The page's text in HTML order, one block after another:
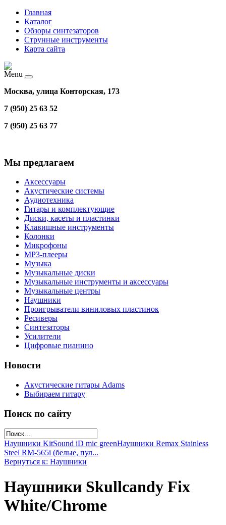
Главная
Каталог
Обзоры синтезаторов
Струнные инструменты
Карта сайта
Menu
Москва, улица Конторская, 173
7 (950) 25 63 52
7 (950) 25 63 77
Мы предлагаем
Аксессуары
Акустические системы
Аудиотехника
Гитары и комплектующие
Диски, касеты и пластинки
Клавишные инструменты
Колонки
Микрофоны
МР3-плееры
Музыка
Музыкальные диски
Музыкальные инструменты и аксессуары
Музыкальные центры
Наушники
Проигрыватели виниловых пластинок
Ресиверы
Синтезаторы
Усилители
Цифровые пианино
Новости
Акустические гитары Adams
Выбираем гитару
Поиск по сайту
Наушники KitSound iD mic greenНаушники Remax Stainless
Steel RM-565i (белые, пул...
Вернуться к: Наушники
Наушники Skullcandy Fix
White/Chrome